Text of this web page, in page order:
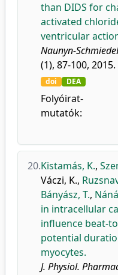
than DIDS for
activated
ventricular
Naunyn-
(1), 87-100, 2015.
doi DEA
Folyóirat-
mutatók:
20.Kistamás, K.,
Váczi, K.,
Bányász, T.,
in intracellular
influence beat-
potential
myocytes.
J. Physiol.